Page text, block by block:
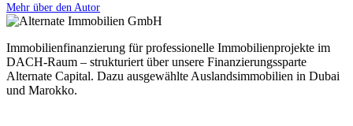
Mehr über den Autor
Immobilienfinanzierung für professionelle Immobilienprojekte im
DACH-Raum – strukturiert über unsere Finanzierungssparte
Alternate Capital. Dazu ausgewählte Auslandsimmobilien in Dubai
und Marokko.